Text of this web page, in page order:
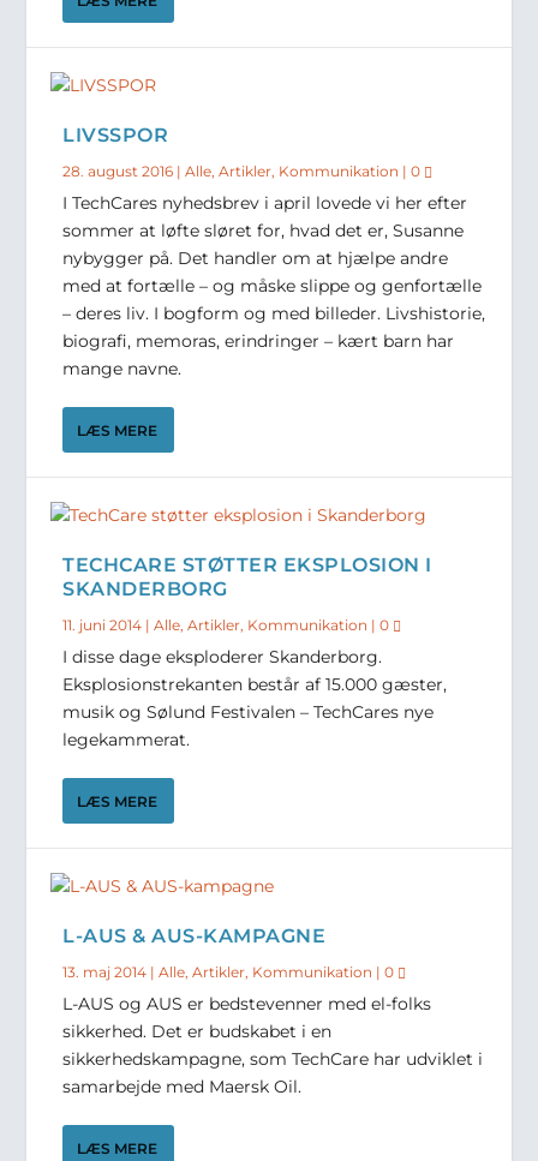
LIVSSPOR
28. august 2016 |Alle,Artikler, Kommunikation |0
I TechCares nyhedsbrev i april lovede vi her efter
sommer at løfte sløret for, hvad det er, Susanne
nybygger på. Det handler om at hjælpe andre
med at fortælle – og måske slippe og genfortælle
– deres liv. I bogform og med billeder. Livshistorie,
biografi, memoras, erindringer – kært barn har
mange navne.
LÆS MERE
TECHCARE STØTTER EKSPLOSION I
SKANDERBORG
11. juni 2014 |Alle,Artikler, Kommunikation |0
I disse dage eksploderer Skanderborg.
Eksplosionstrekanten består af 15.000 gæster,
musik og Sølund Festivalen – TechCares nye
legekammerat.
LÆS MERE
L-AUS & AUS-KAMPAGNE
13. maj 2014 |Alle,Artikler, Kommunikation |0
L-AUS og AUS er bedstevenner med el-folks
sikkerhed. Det er budskabet i en
sikkerhedskampagne, som TechCare har udviklet i
samarbejde med Maersk Oil.
LÆS MERE